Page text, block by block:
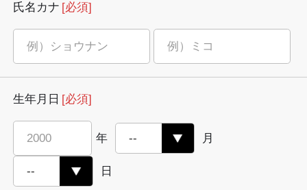
氏名カナ [必須]
生年月日 [必須]
年 月
日